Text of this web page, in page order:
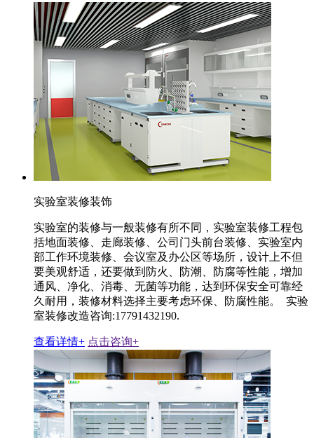
实验室装修装饰
实验室的装修与一般装修有所不同，实验室装修工程包
括地面装修、走廊装修、公司门头前台装修、实验室内
部工作环境装修、会议室及办公区等场所，设计上不但
要美观舒适，还要做到防火、防潮、防腐等性能，增加
通风、净化、消毒、无菌等功能，达到环保安全可靠经
久耐用，装修材料选择主要考虑环保、防腐性能。 实验
室装修改造咨询:17791432190.
查看详情+ 点击咨询+